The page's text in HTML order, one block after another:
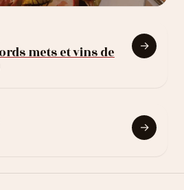
mets et vins de →
→